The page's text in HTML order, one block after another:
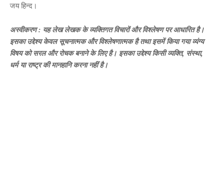
जय हिन्द।
अस्वीकरण : यह लेख लेखक के व्यक्तिगत विचारों और विश्लेषण पर आधारित है।
इसका उद्देश्य केवल सूचनात्मक और विश्लेषणात्मक है तथा इसमें किया गया व्यंग्य
विषय को सरल और रोचक बनाने के लिए है। इसका उद्देश्य किसी व्यक्ति, संस्था,
धर्म या राष्ट्र की मानहानि करना नहीं है।